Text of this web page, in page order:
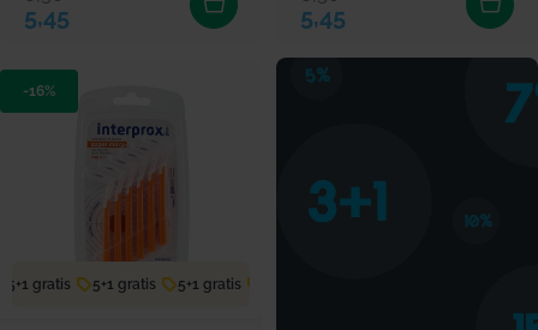
5,45 5,45
-16%
5+1 gratis 5+1 gratis 5+1 gratis